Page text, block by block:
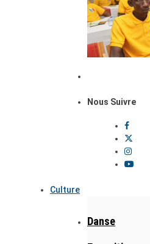
Nous Suivre
Culture
Danse